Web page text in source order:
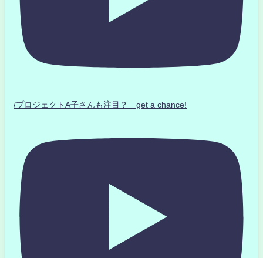
/プロジェクトA子さんも注目？ get a chance!